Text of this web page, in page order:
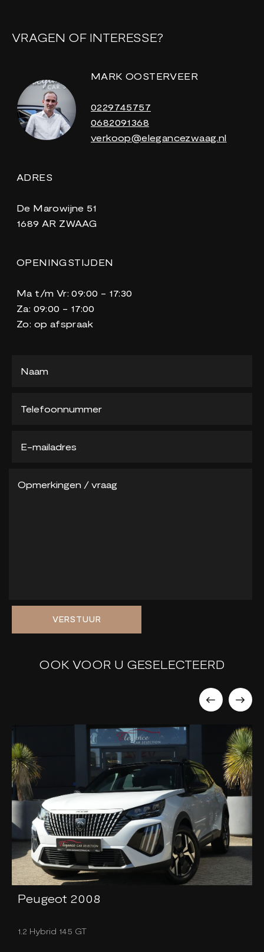
VRAGEN OF INTERESSE?
MARK OOSTERVEER
0229745757
0682091368
verkoop@elegancezwaag.nl
ADRES
De Marowijne 51
1689 AR ZWAAG
OPENINGSTIJDEN
Ma t/m Vr: 09:00 - 17:30
Za: 09:00 - 17:00
Zo: op afspraak
VERSTUUR
OOK VOOR U GESELECTEERD
Peugeot 2008
1.2 Hybrid 145 GT